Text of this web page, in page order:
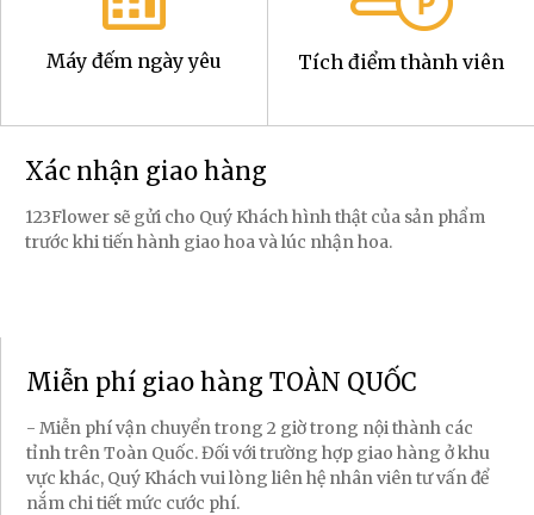
Máy đếm ngày yêu Tích điểm thành viên
Xác nhận giao hàng
123Flower sẽ gửi cho Quý Khách hình thật của sản phẩm
trước khi tiến hành giao hoa và lúc nhận hoa.
Miễn phí giao hàng TOÀN QUỐC
- Miễn phí vận chuyển trong 2 giờ trong nội thành các
tỉnh trên Toàn Quốc. Đối với trường hợp giao hàng ở khu
vực khác, Quý Khách vui lòng liên hệ nhân viên tư vấn để
nắm chi tiết mức cước phí.